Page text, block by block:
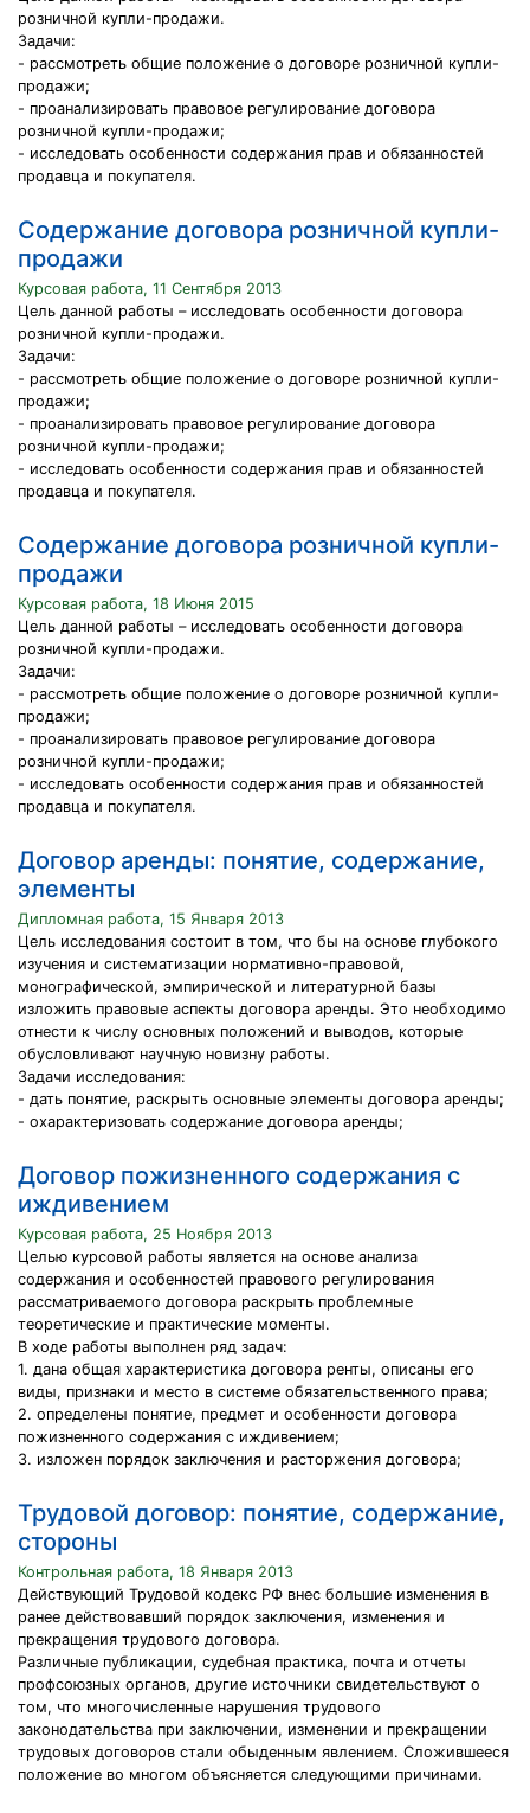
розничной купли-продажи.
Задачи:
- рассмотреть общие положение о договоре розничной купли-
продажи;
- проанализировать правовое регулирование договора
розничной купли-продажи;
- исследовать особенности содержания прав и обязанностей
продавца и покупателя.
Содержание договора розничной купли-
продажи
Курсовая работа, 11 Сентября 2013
Цель данной работы – исследовать особенности договора
розничной купли-продажи.
Задачи:
- рассмотреть общие положение о договоре розничной купли-
продажи;
- проанализировать правовое регулирование договора
розничной купли-продажи;
- исследовать особенности содержания прав и обязанностей
продавца и покупателя.
Содержание договора розничной купли-
продажи
Курсовая работа, 18 Июня 2015
Цель данной работы – исследовать особенности договора
розничной купли-продажи.
Задачи:
- рассмотреть общие положение о договоре розничной купли-
продажи;
- проанализировать правовое регулирование договора
розничной купли-продажи;
- исследовать особенности содержания прав и обязанностей
продавца и покупателя.
Договор аренды: понятие, содержание,
элементы
Дипломная работа, 15 Января 2013
Цель исследования состоит в том, что бы на основе глубокого
изучения и систематизации нормативно-правовой,
монографической, эмпирической и литературной базы
изложить правовые аспекты договора аренды. Это необходимо
отнести к числу основных положений и выводов, которые
обусловливают научную новизну работы.
Задачи исследования:
- дать понятие, раскрыть основные элементы договора аренды;
- охарактеризовать содержание договора аренды;
Договор пожизненного содержания с
иждивением
Курсовая работа, 25 Ноября 2013
Целью курсовой работы является на основе анализа
содержания и особенностей правового регулирования
рассматриваемого договора раскрыть проблемные
теоретические и практические моменты.
В ходе работы выполнен ряд задач:
1. дана общая характеристика договора ренты, описаны его
виды, признаки и место в системе обязательственного права;
2. определены понятие, предмет и особенности договора
пожизненного содержания с иждивением;
3. изложен порядок заключения и расторжения договора;
Трудовой договор: понятие, содержание,
стороны
Контрольная работа, 18 Января 2013
Действующий Трудовой кодекс РФ внес большие изменения в
ранее действовавший порядок заключения, изменения и
прекращения трудового договора.
Различные публикации, судебная практика, почта и отчеты
профсоюзных органов, другие источники свидетельствуют о
том, что многочисленные нарушения трудового
законодательства при заключении, изменении и прекращении
трудовых договоров стали обыденным явлением. Сложившееся
положение во многом объясняется следующими причинами.